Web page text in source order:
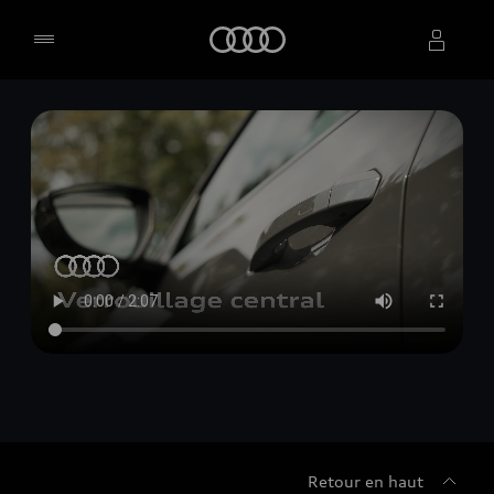
Sélectionner un concessionnaire
Retour en haut